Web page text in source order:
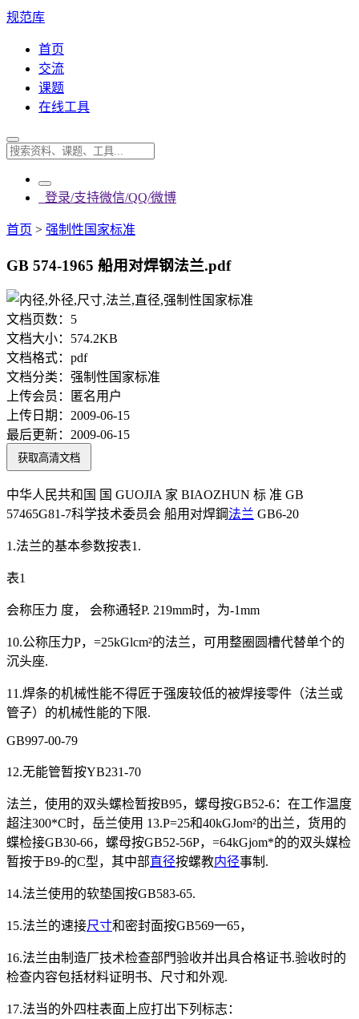
规范库
首页
交流
课题
在线工具
登录/支持微信/QQ/微博
首页 > 强制性国家标准
GB 574-1965 船用对焊钢法兰.pdf
文档页数： 5
文档大小： 574.2KB
文档格式： pdf
文档分类： 强制性国家标准
上传会员：
匿名用户
上传日期： 2009-06-15
最后更新： 2009-06-15
获取高清文档
中华人民共和国 国 GUOJIA 家 BIAOZHUN 标 准 GB
57465G81-7科学技术委员会 船用对焊鋼法兰 GB6-20
1.法兰的基本参数按表1.
表1
会称压力 度， 会称通轻P. 219mm时，为-1mm
10.公称压力P，=25kGlcm²的法兰，可用整圈圆槽代替单个的
沉头座.
11.焊条的机械性能不得匠于强废较低的被焊接零件（法兰或
管子）的机械性能的下限.
GB997-00-79
12.无能管暂按YB231-70
法兰，使用的双头螺检暂按B95，螺母按GB52-6：在工作温度
超注300*C时，岳兰使用 13.P=25和40kGJom²的出兰，货用的
蝶检接GB30-66，螺母按GB52-56P，=64kGjom*的的双头媒检
暂按于B9-的C型，其中部直径按螺教内径事制.
14.法兰使用的软垫国按GB583-65.
15.法兰的速接尺寸和密封面按GB569一65，
16.法兰由制造厂技术检查部門验收并出具合格证书.验收时的
检查内容包括材料证明书、尺寸和外观.
17.法当的外四柱表面上应打出下列标志：